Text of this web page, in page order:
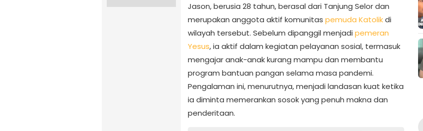
Jason, berusia 28 tahun, berasal dari Tanjung Selor dan
merupakan anggota aktif komunitas pemuda Katolikdi
wilayah tersebut. Sebelum dipanggil menjadi pemeran
Yesus, ia aktif dalam kegiatan pelayanan sosial, termasuk
mengajar anak-anak kurang mampu dan membantu
program bantuan pangan selama masa pandemi.
Pengalaman ini, menurutnya, menjadi landasan kuat ketika
ia diminta memerankan sosok yang penuh makna dan
penderitaan.